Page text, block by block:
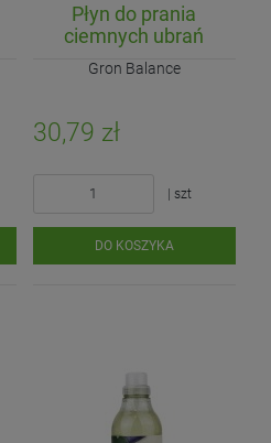
Płyn do prania
ciemnych ubrań
(koncentrat) ECO
900ml (20 prań)
Gron Balance
30,79 zł
| szt
DO KOSZYKA